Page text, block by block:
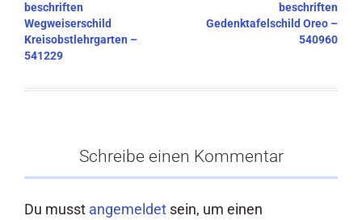
beschriften
Wegweiserschild
Kreisobstlehrgarten –
541229
beschriften
Gedenktafelschild Oreo –
540960
Schreibe einen Kommentar
Du musst angemeldet sein, um einen